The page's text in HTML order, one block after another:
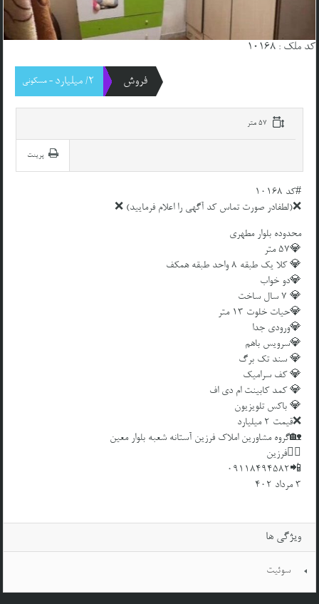
کد ملک : 10168
فروش 2/ میلیارد - مسکونی
پرینت
#کد 10168
❌(لطفادر صورت تماس کد آگهی را اعلام فرمایید) ❌
محدوده بلوار مطهری
💎۵۷ متر
💎 کلا یک طبقه ۸ واحد طبقه همکف
💎دو خواب
💎 ۷ سال ساخت
💎حیات خلوت ۱۳ متر
💎ورودی جدا
💎سرویس باهم
💎 سند تک برگ
💎 کف سرامیک
💎 کمد کابینت ام دی اف
💎 باکس تلویزیون
❌قیمت 2 میلیارد
🏡گروه مشاورین املاک فرزین آستانه شعبه بلوار معین
👱‍♂️فرزین
📲09118494582
3 مرداد ۴۰۲
ویژگی ها
سوئیت